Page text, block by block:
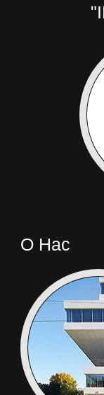
О Нас